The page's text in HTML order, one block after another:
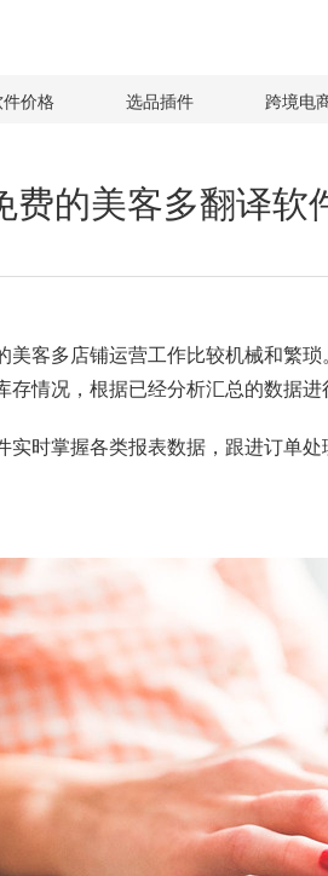
价格 选品插件 跨境电
费的美客多翻译软
美客多店铺运营工作比较机械和繁
情况，根据已经分析汇总的数据
时掌握各类报表数据，跟进订单